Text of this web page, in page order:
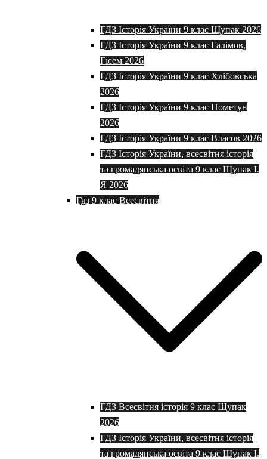
ГДЗ Історія України 9 клас Щупак 2026
ГДЗ Історія України 9 клас Галімов,
Гісем 2026
ГДЗ Історія України 9 клас Хлібовська
2026
ГДЗ Історія України 9 клас Пометун
2026
ГДЗ Історія України 9 клас Власов 2026
ГДЗ Історія України, всесвітня історія
та громадянська освіта 9 клас Щупак І.
Я 2026
Гдз 9 клас Всесвітня
ГДЗ Всесвітня історія 9 клас Щупак
2026
ГДЗ Історія України, всесвітня історія
та громадянська освіта 9 клас Щупак І.